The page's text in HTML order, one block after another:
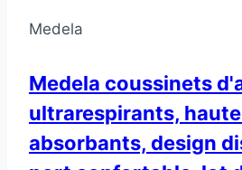
Medela
Medela coussinets
ultrarespirants,
absorbants, design